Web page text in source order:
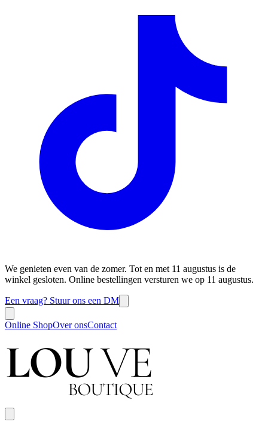
We genieten even van de zomer. Tot en met 11 augustus is de
winkel gesloten. Online bestellingen versturen we op 11 augustus.
Een vraag? Stuur ons een DM
Online ShopOver onsContact